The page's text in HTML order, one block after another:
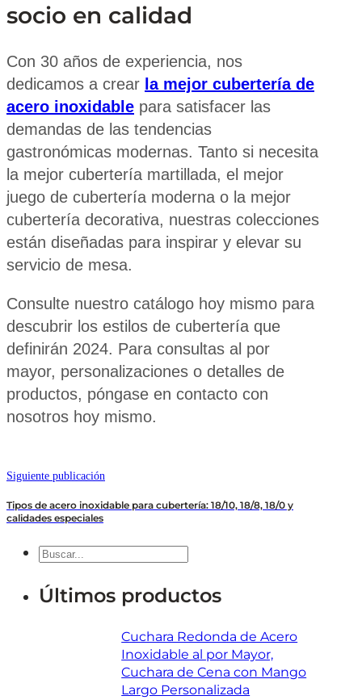
socio en calidad
Con 30 años de experiencia, nos
dedicamos a crear la mejor cubertería de
acero inoxidable para satisfacer las
demandas de las tendencias
gastronómicas modernas. Tanto si necesita
la mejor cubertería martillada, el mejor
juego de cubertería moderna o la mejor
cubertería decorativa, nuestras colecciones
están diseñadas para inspirar y elevar su
servicio de mesa.
Consulte nuestro catálogo hoy mismo para
descubrir los estilos de cubertería que
definirán 2024. Para consultas al por
mayor, personalizaciones o detalles de
productos, póngase en contacto con
nosotros hoy mismo.
Siguiente publicación
Tipos de acero inoxidable para cubertería: 18/10, 18/8, 18/0 y
calidades especiales
Buscar
Últimos productos
Cuchara Redonda de Acero
Inoxidable al por Mayor,
Cuchara de Cena con Mango
Largo Personalizada